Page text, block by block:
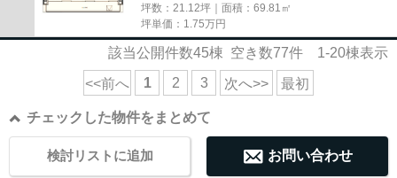
坪数：21.12坪｜面積：69.81㎡
坪単価： 1.75万円
該当公開件数45棟 空き数77件 1-20棟表示
<<前へ 1 2 3 次へ>> 最初
チェックした物件をまとめて
お問い合わせ
検討リストに追加